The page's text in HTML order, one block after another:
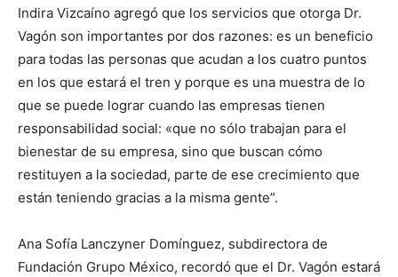
Indira Vizcaíno agregó que los servicios que otorga Dr.
Vagón son importantes por dos razones: es un beneficio
para todas las personas que acudan a los cuatro puntos
en los que estará el tren y porque es una muestra de lo
que se puede lograr cuando las empresas tienen
responsabilidad social: «que no sólo trabajan para el
bienestar de su empresa, sino que buscan cómo
restituyen a la sociedad, parte de ese crecimiento que
están teniendo gracias a la misma gente”.
Ana Sofía Lanczyner Domínguez, subdirectora de
Fundación Grupo México, recordó que el Dr. Vagón estará